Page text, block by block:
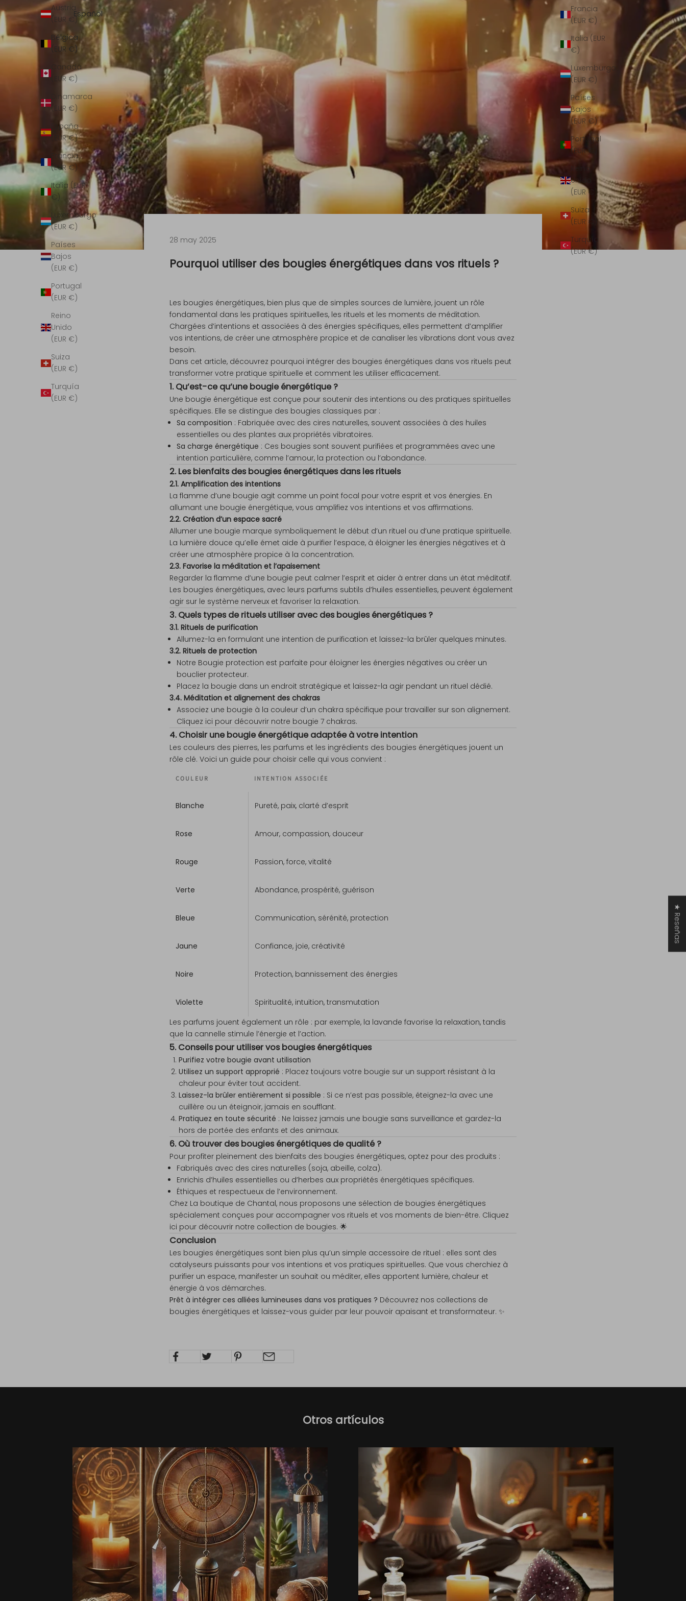
Francia
(EUR €)
Italia (EUR
€)
Luxemburgo
(EUR €)
Países
Bajos
(EUR €)
Portugal
(EUR €)
Reino
Unido
(EUR €)
Suiza
(EUR €)
Turquía
(EUR €)
Austria
(EUR €)
Bélgica
(EUR €)
Canadá
(EUR €)
Dinamarca
(EUR €)
España
(EUR €)
Francia
(EUR €)
Italia (EUR
€)
Luxemburgo
(EUR €)
Países
Bajos
(EUR €)
Portugal
(EUR €)
Reino
Unido
(EUR €)
Suiza
(EUR €)
Turquía
(EUR €)
Español
28 may 2025
Pourquoi utiliser des bougies énergétiques dans vos rituels ?
Les bougies énergétiques, bien plus que de simples sources de lumière, jouent un rôle
fondamental dans les pratiques spirituelles, les rituels et les moments de méditation.
Chargées d’intentions et associées à des énergies spécifiques, elles permettent d’amplifier
vos intentions, de créer une atmosphère propice et de canaliser les vibrations dont vous avez
besoin.
Dans cet article, découvrez pourquoi intégrer des bougies énergétiques dans vos rituels peut
transformer votre pratique spirituelle et comment les utiliser efficacement.
1. Qu’est-ce qu’une bougie énergétique ?
Une bougie énergétique est conçue pour soutenir des intentions ou des pratiques spirituelles
spécifiques. Elle se distingue des bougies classiques par :
Sa composition : Fabriquée avec des cires naturelles, souvent associées à des huiles
essentielles ou des plantes aux propriétés vibratoires.
Sa charge énergétique : Ces bougies sont souvent purifiées et programmées avec une
intention particulière, comme l’amour, la protection ou l’abondance.
2. Les bienfaits des bougies énergétiques dans les rituels
2.1. Amplification des intentions
La flamme d’une bougie agit comme un point focal pour votre esprit et vos énergies. En
allumant une bougie énergétique, vous amplifiez vos intentions et vos affirmations.
2.2. Création d’un espace sacré
Allumer une bougie marque symboliquement le début d’un rituel ou d’une pratique spirituelle.
La lumière douce qu’elle émet aide à purifier l’espace, à éloigner les énergies négatives et à
créer une atmosphère propice à la concentration.
2.3. Favorise la méditation et l’apaisement
Regarder la flamme d’une bougie peut calmer l’esprit et aider à entrer dans un état méditatif.
Les bougies énergétiques, avec leurs parfums subtils d’huiles essentielles, peuvent également
agir sur le système nerveux et favoriser la relaxation.
3. Quels types de rituels utiliser avec des bougies énergétiques ?
3.1. Rituels de purification
Allumez-la en formulant une intention de purification et laissez-la brûler quelques minutes.
3.2. Rituels de protection
Notre Bougie protection est parfaite pour éloigner les énergies négatives ou créer un
bouclier protecteur.
Placez la bougie dans un endroit stratégique et laissez-la agir pendant un rituel dédié.
3.4. Méditation et alignement des chakras
Associez une bougie à la couleur d’un chakra spécifique pour travailler sur son alignement.
Cliquez ici pour découvrir notre bougie 7 chakras.
4. Choisir une bougie énergétique adaptée à votre intention
Les couleurs des pierres, les parfums et les ingrédients des bougies énergétiques jouent un
rôle clé. Voici un guide pour choisir celle qui vous convient :
COULEUR INTENTION ASSOCIÉE
Blanche Pureté, paix, clarté d’esprit
Rose Amour, compassion, douceur
Rouge Passion, force, vitalité
Verte Abondance, prospérité, guérison
Bleue Communication, sérénité, protection
Jaune Confiance, joie, créativité
Noire Protection, bannissement des énergies
Violette
Spiritualité, intuition, transmutation
Les parfums jouent également un rôle : par exemple, la lavande favorise la relaxation, tandis
que la cannelle stimule l’énergie et l’action.
5. Conseils pour utiliser vos bougies énergétiques
Purifiez votre bougie avant utilisation
Utilisez un support approprié : Placez toujours votre bougie sur un support résistant à la
chaleur pour éviter tout accident.
Laissez-la brûler entièrement si possible : Si ce n’est pas possible, éteignez-la avec une
cuillère ou un éteignoir, jamais en soufflant.
Pratiquez en toute sécurité : Ne laissez jamais une bougie sans surveillance et gardez-la
hors de portée des enfants et des animaux.
6. Où trouver des bougies énergétiques de qualité ?
Pour profiter pleinement des bienfaits des bougies énergétiques, optez pour des produits :
Fabriqués avec des cires naturelles (soja, abeille, colza).
Enrichis d’huiles essentielles ou d’herbes aux propriétés énergétiques spécifiques.
Éthiques et respectueux de l’environnement.
Chez La boutique de Chantal, nous proposons une sélection de bougies énergétiques
spécialement conçues pour accompagner vos rituels et vos moments de bien-être. Cliquez
ici pour découvrir notre collection de bougies. 🌟
Conclusion
Les bougies énergétiques sont bien plus qu’un simple accessoire de rituel : elles sont des
catalyseurs puissants pour vos intentions et vos pratiques spirituelles. Que vous cherchiez à
purifier un espace, manifester un souhait ou méditer, elles apportent lumière, chaleur et
énergie à vos démarches.
Prêt à intégrer ces alliées lumineuses dans vos pratiques ? Découvrez nos collections de
bougies énergétiques et laissez-vous guider par leur pouvoir apaisant et transformateur. ✨
Otros artículos
★ Reseñas